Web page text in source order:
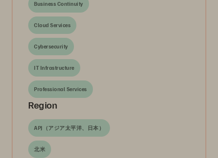
Business Continuity
Cloud Services
Cybersecurity
IT Infrastructure
Professional Services
Region
APJ（アジア太平洋、日本）
北米